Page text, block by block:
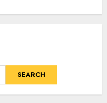
SEARCH